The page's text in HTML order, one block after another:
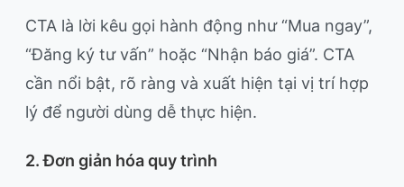
CTA là lời kêu gọi hành động như “Mua ngay”,
“Đăng ký tư vấn” hoặc “Nhận báo giá”. CTA
cần nổi bật, rõ ràng và xuất hiện tại vị trí hợp
lý để người dùng dễ thực hiện.
2. Đơn giản hóa quy trình